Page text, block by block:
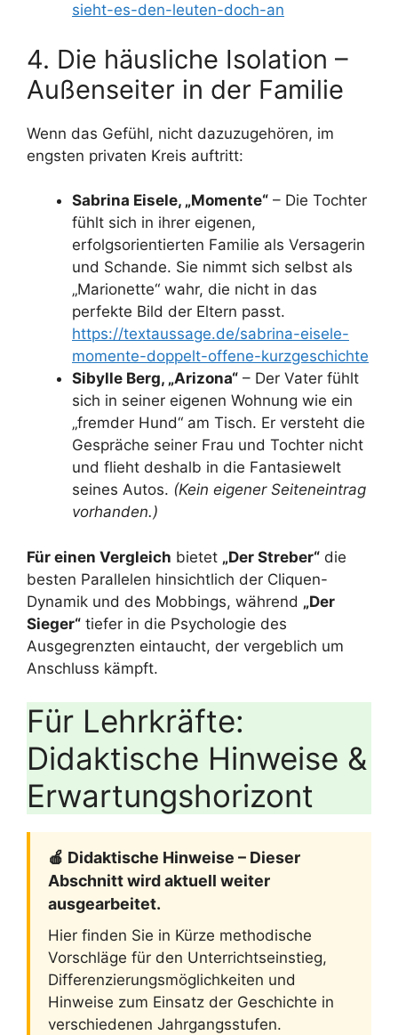
sieht-es-den-leuten-doch-an
4. Die häusliche Isolation –
Außenseiter in der Familie
Wenn das Gefühl, nicht dazuzugehören, im
engsten privaten Kreis auftritt:
Sabrina Eisele, „Momente“ – Die Tochter
fühlt sich in ihrer eigenen,
erfolgsorientierten Familie als Versagerin
und Schande. Sie nimmt sich selbst als
„Marionette“ wahr, die nicht in das
perfekte Bild der Eltern passt.
https://textaussage.de/sabrina-eisele-
momente-doppelt-offene-kurzgeschichte
Sibylle Berg, „Arizona“ – Der Vater fühlt
sich in seiner eigenen Wohnung wie ein
„fremder Hund“ am Tisch. Er versteht die
Gespräche seiner Frau und Tochter nicht
und flieht deshalb in die Fantasiewelt
seines Autos. (Kein eigener Seiteneintrag
vorhanden.)
Für einen Vergleich bietet „Der Streber“ die
besten Parallelen hinsichtlich der Cliquen-
Dynamik und des Mobbings, während „Der
Sieger“ tiefer in die Psychologie des
Ausgegrenzten eintaucht, der vergeblich um
Anschluss kämpft.
Für Lehrkräfte:
Didaktische Hinweise &
Erwartungshorizont
🍎 Didaktische Hinweise – Dieser
Abschnitt wird aktuell weiter
ausgearbeitet.
Hier finden Sie in Kürze methodische
Vorschläge für den Unterrichtseinstieg,
Differenzierungsmöglichkeiten und
Hinweise zum Einsatz der Geschichte in
verschiedenen Jahrgangsstufen.